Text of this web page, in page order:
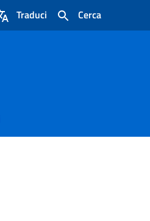
Cerca
Traduci